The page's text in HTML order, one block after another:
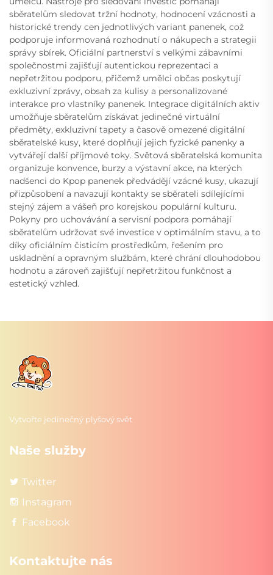
sběratelům sledovat tržní hodnoty, hodnocení vzácnosti a
historické trendy cen jednotlivých variant panenek, což
podporuje informovaná rozhodnutí o nákupech a strategii
správy sbírek. Oficiální partnerství s velkými zábavními
společnostmi zajišťují autentickou reprezentaci a
nepřetržitou podporu, přičemž umělci občas poskytují
exkluzivní zprávy, obsah za kulisy a personalizované
interakce pro vlastníky panenek. Integrace digitálních aktiv
umožňuje sběratelům získávat jedinečné virtuální
předměty, exkluzivní tapety a časově omezené digitální
sběratelské kusy, které doplňují jejich fyzické panenky a
vytvářejí další příjmové toky. Světová sběratelská komunita
organizuje konvence, burzy a výstavní akce, na kterých
nadšenci do Kpop panenek předvádějí vzácné kusy, ukazují
přizpůsobení a navazují kontakty se sběrateli sdílejícími
stejný zájem a vášeň pro korejskou populární kulturu.
Pokyny pro uchovávání a servisní podpora pomáhají
sběratelům udržovat své investice v optimálním stavu, a to
díky oficiálním čisticím prostředkům, řešením pro
uskladnění a opravným službám, které chrání dlouhodobou
hodnotu a zároveň zajišťují nepřetržitou funkčnost a
estetický vzhled.
Vytvořte jedinečný plyšový svět
Naše služby
Twitter
Instagram
Facebook
Kontaktujte nás